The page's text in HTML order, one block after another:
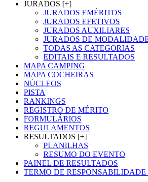
JURADOS [+]
JURADOS EMÉRITOS
JURADOS EFETIVOS
JURADOS AUXILIARES
JURADOS DE
TODAS AS CATEGORIAS
EDITAIS E RESULTADOS
MAPA CAMPING
MAPA COCHEIRAS
NÚCLEOS
PISTA
RANKINGS
REGISTRO DE MÉRITO
FORMULÁRIOS
REGULAMENTOS
RESULTADOS [+]
PLANILHAS
RESUMO DO EVENTO
PAINEL DE RESULTADOS
TERMO DE RESPONSABILIDADE